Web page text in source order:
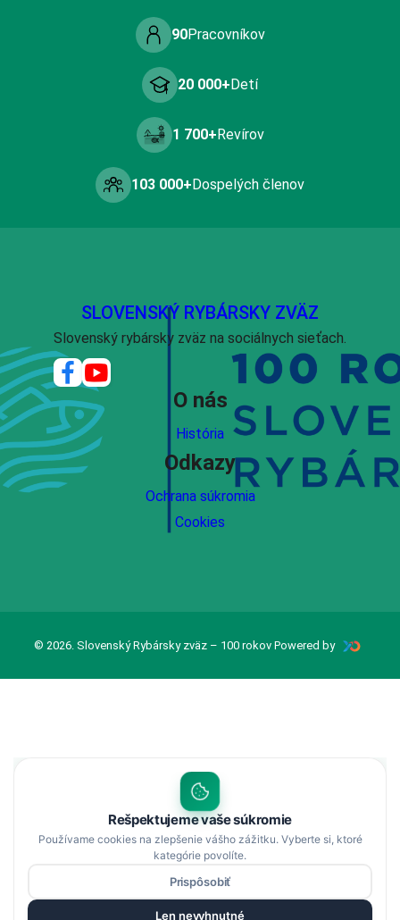
90Pracovníkov
20 000+Detí
1 700+Revírov
103 000+Dospelých členov
SLOVENSKÝ RYBÁRSKY ZVÄZ
Slovenský rybársky zväz na sociálnych sieťach.
O nás
História
Odkazy
Ochrana súkromia
Cookies
© 2026. Slovenský Rybársky zväz – 100 rokov Powered by
Rešpektujeme vaše súkromie
Používame cookies na zlepšenie vášho zážitku. Vyberte si, ktoré
kategórie povolíte.
Prispôsobiť
Len nevyhnutné